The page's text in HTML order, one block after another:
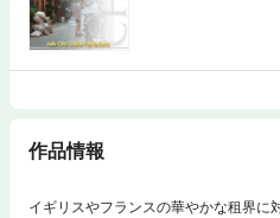
作品情報
イギリスやフランスの華やかな租界に